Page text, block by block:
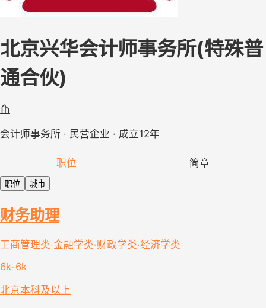
北京兴华会计师事务所(特殊普
通合伙)
会计师事务所 · 民营企业 · 成立12年
职位 简章
职位 城市
财务助理
工商管理类·金融学类·财政学类·经济学类
6k-6k
北京本科及以上